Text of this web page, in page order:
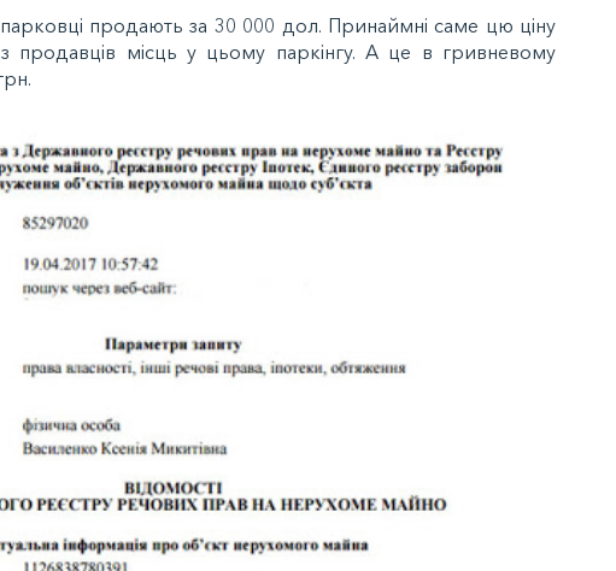
продають за 30 000 дол. Принаймні саме цю ціну
продавців місць у цьому паркінгу. А це в гривневому